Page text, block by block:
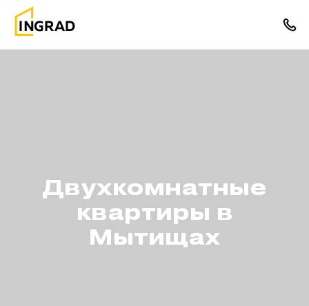
Двухкомнатные
квартиры в
Мытищах